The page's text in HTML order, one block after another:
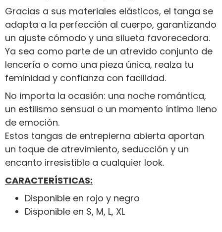
Gracias a sus materiales elásticos, el tanga se
adapta a la perfección al cuerpo, garantizando
un ajuste cómodo y una silueta favorecedora.
Ya sea como parte de un atrevido conjunto de
lencería o como una pieza única, realza tu
feminidad y confianza con facilidad.
No importa la ocasión: una noche romántica,
un estilismo sensual o un momento íntimo lleno
de emoción.
Estos tangas de entrepierna abierta aportan
un toque de atrevimiento, seducción y un
encanto irresistible a cualquier look.
CARACTERÍSTICAS:
Disponible en rojo y negro
Disponible en S, M, L, XL